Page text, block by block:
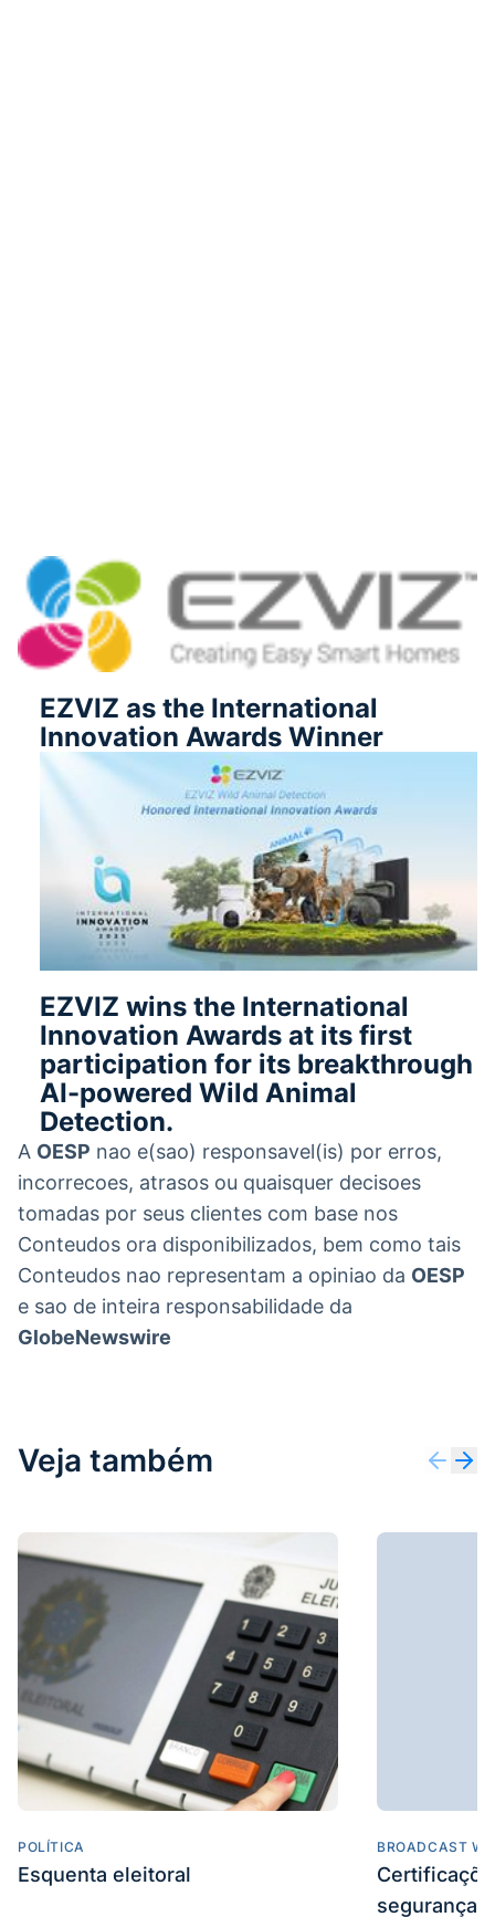
EZVIZ as the International
Innovation Awards Winner
EZVIZ wins the International
Innovation Awards at its first
participation for its breakthrough
AI-powered Wild Animal
Detection.
A OESP nao e(sao) responsavel(is) por erros,
incorrecoes, atrasos ou quaisquer decisoes
tomadas por seus clientes com base nos
Conteudos ora disponibilizados, bem como tais
Conteudos nao representam a opiniao da OESP
e sao de inteira responsabilidade da
GlobeNewswire
Veja também
POLÍTICA
Esquenta eleitoral
BROADCAST
segurança